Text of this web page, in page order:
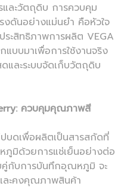
ะวัตถุดิบ การควบคุม
ดันอย่างแม่นยำ คือหัวใจ
ะสิทธิภาพการผลิต VEGA
แบบมาเพื่อการใช้งานจริง
และระบบจัดเก็บวัตถุดิบ
ควบคุมคุณภาพสี
เพื่อผลิตเป็นสารสกัดที่
ภูมิด้วยการแช่เย็นอย่างต่อ
คู่กับการบันทึกอุณหภูมิ จะ
ละคงคุณภาพสินค้า